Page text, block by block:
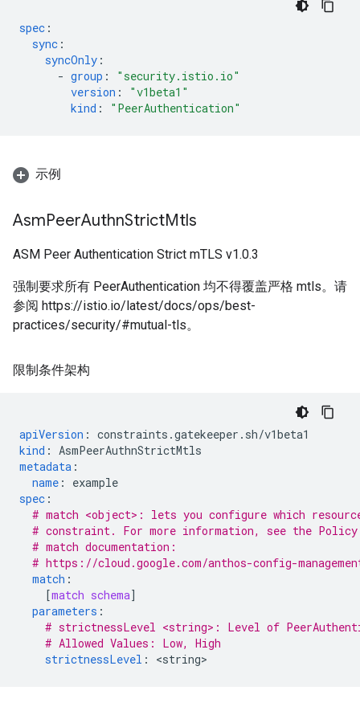
spec :
sync :
syncOnly :
- group :
"security.istio.io"
version :
"v1beta1"
kind : "PeerAuthentication"
示例
AsmPeerAuthnStrictMtls
ASM Peer Authentication Strict mTLS v1.0.3
强制要求所有 PeerAuthentication 均不得覆盖严格 mtls。请
参阅 https://istio.io/latest/docs/ops/best-
practices/security/#mutual-tls。
限制条件架构
apiVersion : constraints.gatekeeper.sh/v1beta1
kind : AsmPeerAuthnStrictMtls
metadata :
name :
example
spec :
# match <object>: lets you configure which
# constraint. For more information, see the
# match documentation:
# https://cloud.google.com/anthos-config-
match :
[match schema]
parameters :
# strictnessLevel <string>: Level of
# Allowed Values: Low, High
strictnessLevel : <string